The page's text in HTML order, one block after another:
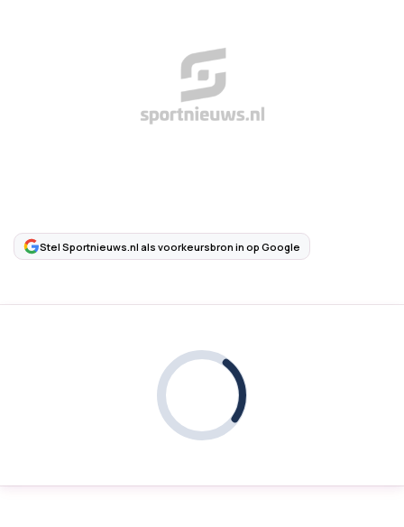
Stel Sportnieuws.nl als voorkeursbron in op Google